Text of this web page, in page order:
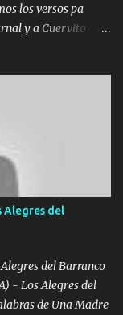
los versos pa
y a Cuervito
DE LA RANA 🐸
Música Al
no porque
y nunca con la
de enamorado
Alegres del
del Barranco
- Los Alegres del
de Una Madre